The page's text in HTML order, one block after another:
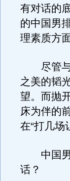
有对话的
的中国男
理素质方
尽管与
之美的韬
望。而抛
床为伴的
在“打几场
中国男
话？